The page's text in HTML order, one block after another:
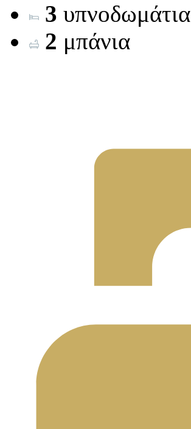
3 υπνοδωμάτια
2 μπάνια